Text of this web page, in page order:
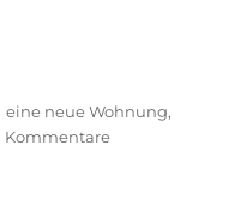
wirklich guten
Schlagwörter
eine neue Wohnung,
Kommentarezu